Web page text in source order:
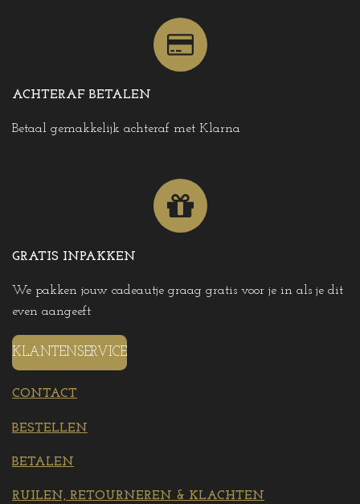
ACHTERAF BETALEN
Betaal gemakkelijk achteraf met Klarna
GRATIS INPAKKEN
We pakken jouw cadeautje graag gratis voor je in als je dit
even aangeeft
KLANTENSERVICE
CONTACT
BESTELLEN
BETALEN
RUILEN, RETOURNEREN & KLACHTEN